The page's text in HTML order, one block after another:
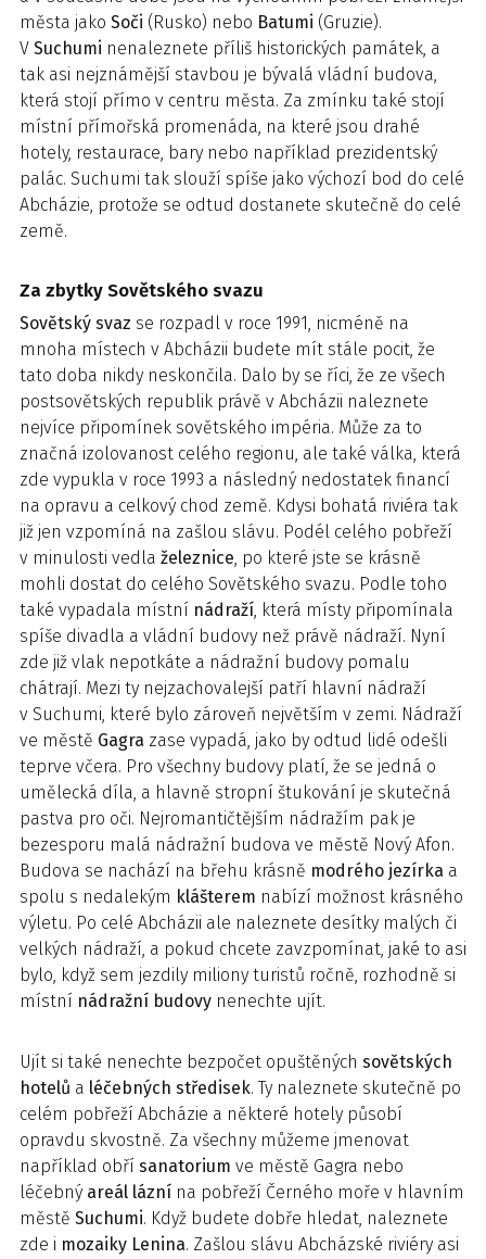
města jako Soči (Rusko) nebo Batumi (Gruzie).
V Suchumi nenaleznete příliš historických památek, a
tak asi nejznámější stavbou je bývalá vládní budova,
která stojí přímo v centru města. Za zmínku také stojí
místní přímořská promenáda, na které jsou drahé
hotely, restaurace, bary nebo například prezidentský
palác. Suchumi tak slouží spíše jako výchozí bod do celé
Abcházie, protože se odtud dostanete skutečně do celé
země.
Za zbytky Sovětského svazu
Sovětský svaz se rozpadl v roce 1991, nicméně na
mnoha místech v Abcházii budete mít stále pocit, že
tato doba nikdy neskončila. Dalo by se říci, že ze všech
postsovětských republik právě v Abcházii naleznete
nejvíce připomínek sovětského impéria. Může za to
značná izolovanost celého regionu, ale také válka, která
zde vypukla v roce 1993 a následný nedostatek financí
na opravu a celkový chod země. Kdysi bohatá riviéra tak
již jen vzpomíná na zašlou slávu. Podél celého pobřeží
v minulosti vedla železnice, po které jste se krásně
mohli dostat do celého Sovětského svazu. Podle toho
také vypadala místní nádraží, která místy připomínala
spíše divadla a vládní budovy než právě nádraží. Nyní
zde již vlak nepotkáte a nádražní budovy pomalu
chátrají. Mezi ty nejzachovalejší patří hlavní nádraží
v Suchumi, které bylo zároveň největším v zemi. Nádraží
ve městě Gagra zase vypadá, jako by odtud lidé odešli
teprve včera. Pro všechny budovy platí, že se jedná o
umělecká díla, a hlavně stropní štukování je skutečná
pastva pro oči. Nejromantičtějším nádražím pak je
bezesporu malá nádražní budova ve městě Nový Afon.
Budova se nachází na břehu krásně modrého jezírka a
spolu s nedalekým klášterem nabízí možnost krásného
výletu. Po celé Abcházii ale naleznete desítky malých či
velkých nádraží, a pokud chcete zavzpomínat, jaké to asi
bylo, když sem jezdily miliony turistů ročně, rozhodně si
místní nádražní budovy nenechte ujít.
Ujít si také nenechte bezpočet opuštěných sovětských
hotelů a léčebných středisek. Ty naleznete skutečně po
celém pobřeží Abcházie a některé hotely působí
opravdu skvostně. Za všechny můžeme jmenovat
například obří sanatorium ve městě Gagra nebo
léčebný areál lázní na pobřeží Černého moře v hlavním
městě Suchumi. Když budete dobře hledat, naleznete
zde i mozaiky Lenina. Zašlou slávu Abcházské riviéry asi